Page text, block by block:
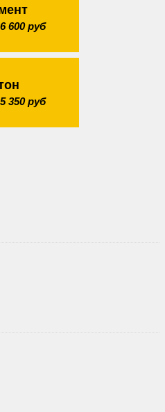
600 руб
350 руб